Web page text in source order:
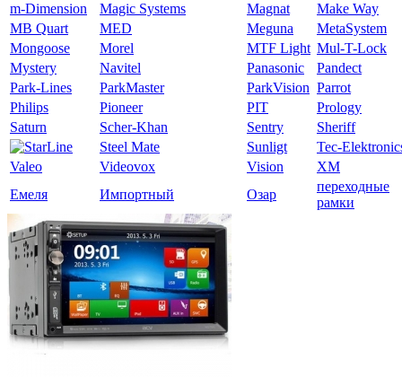
m-Dimension
Magic Systems Magnat
Make Way
MB Quart
MED Meguna
MetaSystem
Mongoose
Morel MTF Light Mul-T-Lock
Mystery
Navitel Panasonic
Pandect
Park-Lines
ParkMaster ParkVision Parrot
Philips
Pioneer PIT
Prology
Saturn
Scher-Khan Sentry
Sheriff
Steel Mate
Sunligt
Tec-
Valeo
Videovox Vision
XM
Емеля
Импортный Озар
переходные
рамки